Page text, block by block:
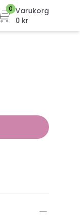
0 Varukorg
0 kr